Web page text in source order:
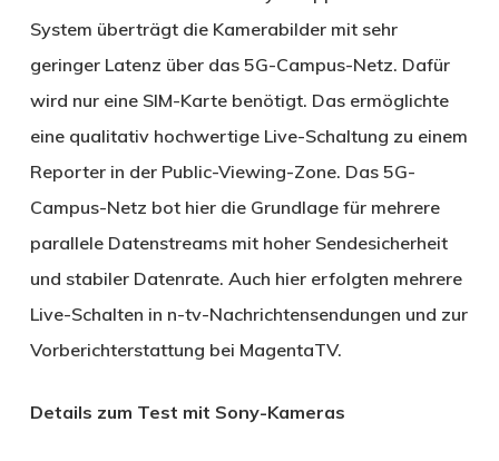
System überträgt die Kamerabilder mit sehr
geringer Latenz über das 5G-Campus-Netz. Dafür
wird nur eine SIM-Karte benötigt. Das ermöglichte
eine qualitativ hochwertige Live-Schaltung zu einem
Reporter in der Public-Viewing-Zone. Das 5G-
Campus-Netz bot hier die Grundlage für mehrere
parallele Datenstreams mit hoher Sendesicherheit
und stabiler Datenrate. Auch hier erfolgten mehrere
Live-Schalten in n-tv-Nachrichtensendungen und zur
Vorberichterstattung bei MagentaTV.
Details zum Test mit Sony-Kameras